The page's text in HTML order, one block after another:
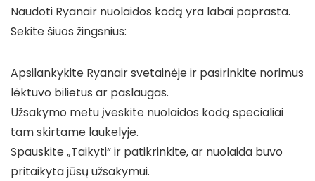
Naudoti Ryanair nuolaidos kodą yra labai paprasta.
Sekite šiuos žingsnius:
Apsilankykite Ryanair svetainėje ir pasirinkite norimus
lėktuvo bilietus ar paslaugas.
Užsakymo metu įveskite nuolaidos kodą specialiai
tam skirtame laukelyje.
Spauskite „Taikyti“ ir patikrinkite, ar nuolaida buvo
pritaikyta jūsų užsakymui.